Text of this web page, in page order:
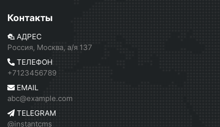
Контакты
АДРЕС
Россия, Москва, а/я 137
ТЕЛЕФОН
+7123456789
EMAIL
abc@example.com
TELEGRAM
@instantcms